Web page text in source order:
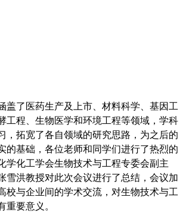
盖了医药生产及上市、材料科学、基因工
工程、生物医学和环境工程等领域，学科
，拓宽了各自领域的研究思路，为之后的
的基础，各位老师和同学们进行了热烈的
学化工学会生物技术与工程专委会副主
雪洪教授对此次会议进行了总结，会议加
校与企业间的学术交流，对生物技术与工
重要意义。